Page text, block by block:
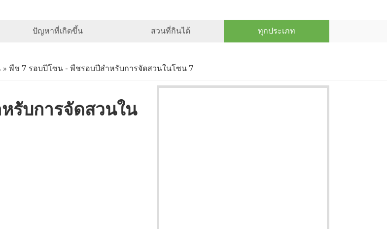
ปัญหาที่เกิดขึ้น สวนที่กินได้ ทุกประเภท
» พืช 7 รอบปีโซน - พืชรอบปีสำหรับการจัดสวนในโซน 7
รับการจัดสวนใน